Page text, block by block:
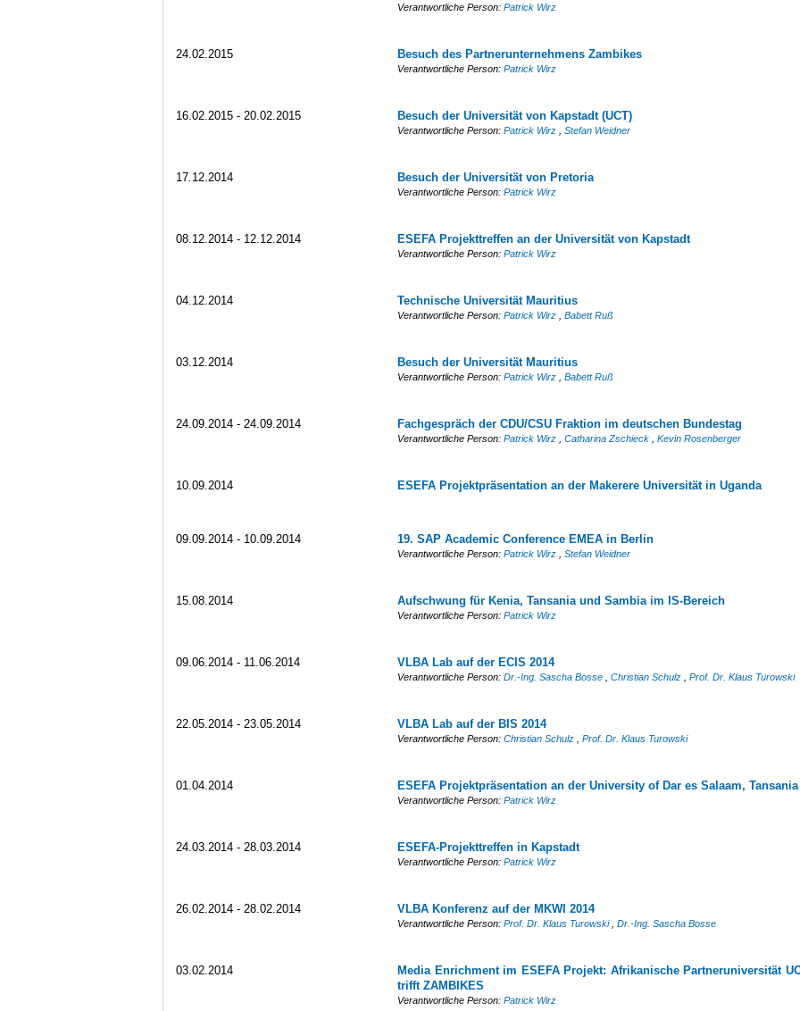
Verantwortliche Person:Patrick Wirz
24.02.2015 Besuch des Partnerunternehmens Zambikes
Verantwortliche Person:Patrick Wirz
16.02.2015 - 20.02.2015 Besuch der Universität von Kapstadt (UCT)
Verantwortliche Person:Patrick Wirz ,Stefan Weidner
17.12.2014 Besuch der Universität von Pretoria
Verantwortliche Person:Patrick Wirz
08.12.2014 - 12.12.2014 ESEFA Projekttreffen an der Universität von Kapstadt
Verantwortliche Person:Patrick Wirz
04.12.2014 Technische Universität Mauritius
Verantwortliche Person:Patrick Wirz ,Babett Ruß
03.12.2014 Besuch der Universität Mauritius
Verantwortliche Person:Patrick Wirz ,Babett Ruß
24.09.2014 - 24.09.2014 Fachgespräch der CDU/CSU Fraktion im deutschen Bundestag
Verantwortliche Person:Patrick Wirz ,Catharina Zschieck ,Kevin Rosenberger
10.09.2014 ESEFA Projektpräsentation an der Makerere Universität in Uganda
09.09.2014 - 10.09.2014 19. SAP Academic Conference EMEA in Berlin
Verantwortliche Person:Patrick Wirz ,Stefan Weidner
15.08.2014 Aufschwung für Kenia, Tansania und Sambia im IS-Bereich
Verantwortliche Person:Patrick Wirz
09.06.2014 - 11.06.2014 VLBA Lab auf der ECIS 2014
Verantwortliche Person:Dr.-Ing. Sascha Bosse ,Christian Schulz ,Prof. Dr. Klaus Turowski
22.05.2014 - 23.05.2014 VLBA Lab auf der BIS 2014
Verantwortliche Person:Christian Schulz ,Prof. Dr. Klaus Turowski
01.04.2014 ESEFA Projektpräsentation an der University of Dar es Salaam, Tansania
Verantwortliche Person:Patrick Wirz
24.03.2014 - 28.03.2014 ESEFA-Projekttreffen in Kapstadt
Verantwortliche Person:Patrick Wirz
26.02.2014 - 28.02.2014 VLBA Konferenz auf der MKWI 2014
Verantwortliche Person:Prof. Dr. Klaus Turowski ,Dr.-Ing. Sascha Bosse
03.02.2014
Media Enrichment im ESEFA Projekt: Afrikanische Partneruniversität
trifft ZAMBIKES
Verantwortliche Person:Patrick Wirz